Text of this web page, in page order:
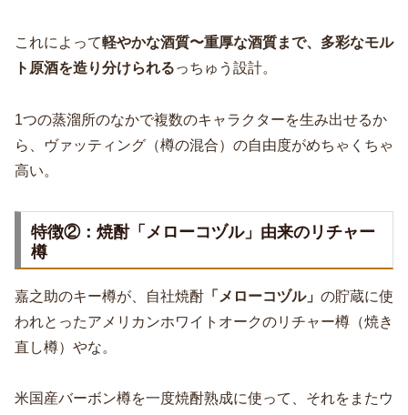
これによって軽やかな酒質〜重厚な酒質まで、多彩なモル
ト原酒を造り分けられるっちゅう設計。
1つの蒸溜所のなかで複数のキャラクターを生み出せるか
ら、ヴァッティング（樽の混合）の自由度がめちゃくちゃ
高い。
特徴②：焼酎「メローコヅル」由来のリチャー
樽
嘉之助のキー樽が、自社焼酎 「メローコヅル」 の貯蔵に使
われとったアメリカンホワイトオークのリチャー樽（焼き
直し樽）やな。
米国産バーボン樽を一度焼酎熟成に使って、それをまたウ